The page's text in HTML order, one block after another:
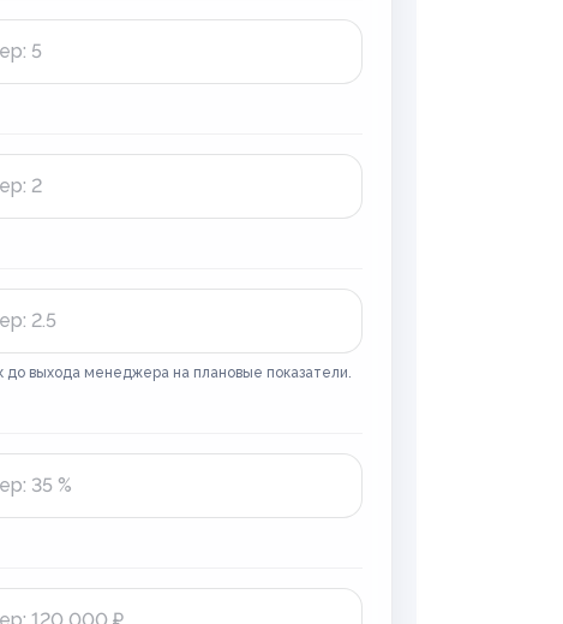
до выхода менеджера на плановые показатели.